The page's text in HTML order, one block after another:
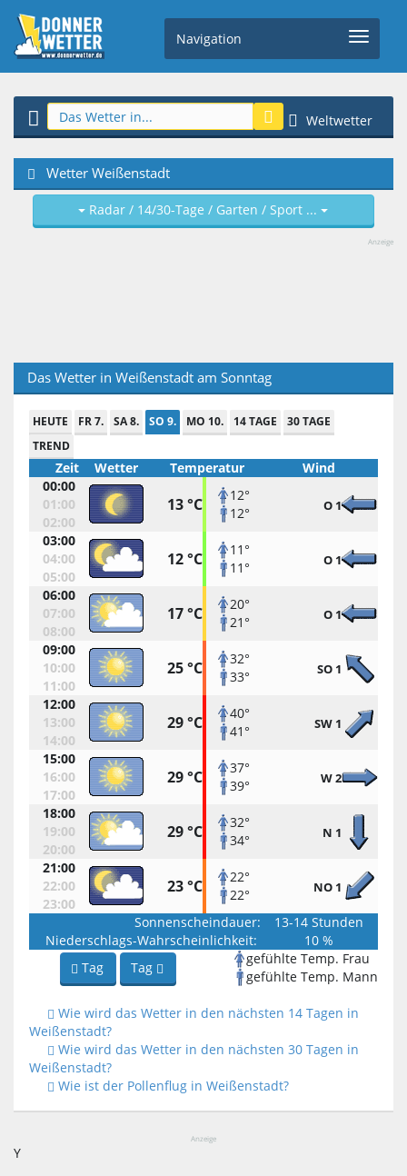
Navigation
Weltwetter
Wetter Weißenstadt
Radar / 14/30-Tage / Garten / Sport ...
Anzeige
Das Wetter in Weißenstadt am Sonntag
HEUTE FR 7. SA 8. SO 9. MO 10. 14 TAGE
30 TAGE
TREND
Zeit Wetter Temperatur
Wind
00:00
01:00
02:00
13 °C
12°
12°
O 1
03:00
04:00
05:00
12 °C
11°
11°
O 1
06:00
07:00
08:00
17 °C
20°
21°
O 1
09:00
10:00
11:00
25 °C
32°
33°
SO 1
12:00
13:00
14:00
29 °C
40°
41°
SW 1
15:00
16:00
17:00
29 °C
37°
39°
W 2
18:00
19:00
20:00
29 °C
32°
34°
N 1
21:00
22:00
23:00
23 °C
22°
22°
NO 1
Sonnenscheindauer:
13-14 Stunden
Niederschlags-Wahrscheinlichkeit:
10 %
Tag
Tag
gefühlte Temp. Frau
gefühlte Temp. Mann
Wie wird das Wetter in den nächsten 14 Tagen in
Weißenstadt?
Wie wird das Wetter in den nächsten 30 Tagen in
Weißenstadt?
Wie ist der Pollenflug in Weißenstadt?
Anzeige
Y